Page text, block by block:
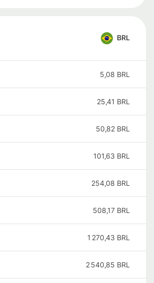
BRL
5,08 BRL
25,41 BRL
50,82 BRL
101,63 BRL
254,08 BRL
508,17 BRL
1 270,43 BRL
2 540,85 BRL